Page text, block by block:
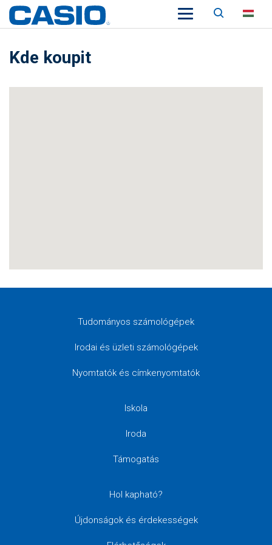
Keresés
Kde koupit
Tudományos számológépek
Irodai és üzleti számológépek
Nyomtatók és címkenyomtatók
Iskola
Iroda
Támogatás
Hol kapható?
Újdonságok és érdekességek